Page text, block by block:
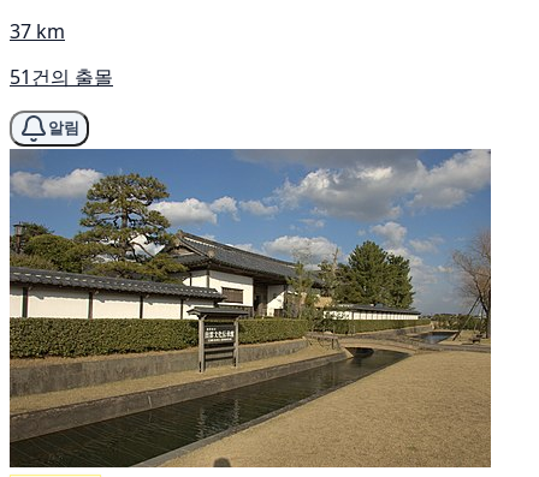
37 km
51건의 출몰
알림